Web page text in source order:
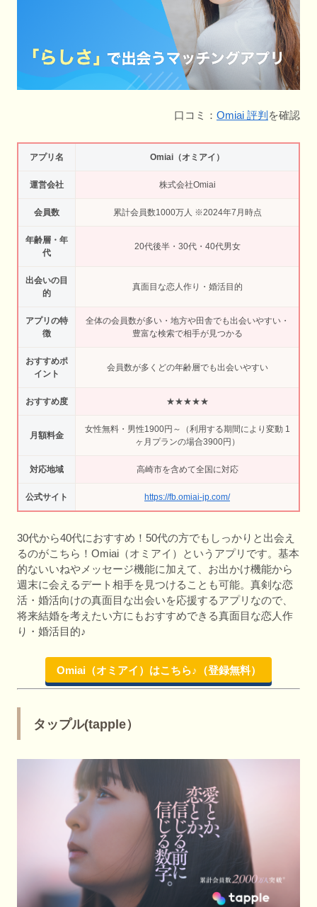
口コミ： Omiai 評判 を確認
アプリ名 Omiai（オミアイ）
運営会社 株式会社Omiai
会員数 累計会員数1000万人 ※2024年7月時点
年齢層・年
代
20代後半・30代・40代男女
出会いの目
的
真面目な恋人作り・婚活目的
アプリの特
徴
全体の会員数が多い・地方や田舎でも出会いやすい・
豊富な検索で相手が見つかる
おすすめポ
イント
会員数が多くどの年齢層でも出会いやすい
おすすめ度 ★★★★★
月額料金
女性無料・男性1900円～（利用する期間により変動 1
ヶ月プランの場合3900円）
対応地域 高崎市を含めて全国に対応
公式サイト https://fb.omiai-jp.com/
30代から40代におすすめ！50代の方でもしっかりと出会え
るのがこちら！Omiai（オミアイ）というアプリです。基本
的ないいねやメッセージ機能に加えて、お出かけ機能から
週末に会えるデート相手を見つけることも可能。真剣な恋
活・婚活向けの真面目な出会いを応援するアプリなので、
将来結婚を考えたい方にもおすすめできる真面目な恋人作
り・婚活目的♪
Omiai（オミアイ）はこちら♪（登録無料）
タップル(tapple）